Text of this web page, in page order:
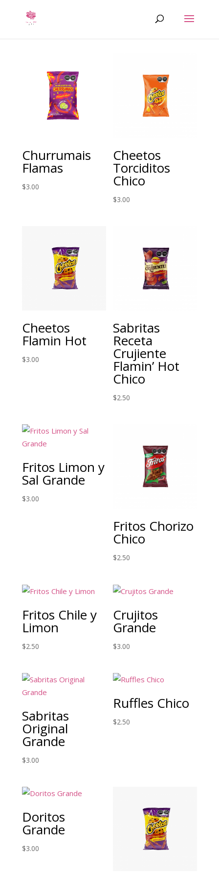
Churrumais
Flamas
$3.00
Cheetos
Torciditos
Chico
$3.00
Cheetos
Flamin Hot
$3.00
Sabritas
Receta
Crujiente
Flamin’ Hot
Chico
$2.50
Fritos Limon y
Sal Grande
$3.00
Fritos Chorizo
Chico
$2.50
Fritos Chile y
Limon
$2.50
Crujitos
Grande
$3.00
Sabritas
Original
Grande
$3.00
Ruffles Chico
$2.50
Doritos
Grande
$3.00